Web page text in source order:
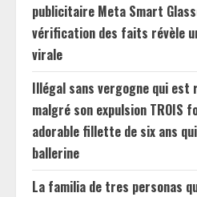
publicitaire Meta Smart
vérification des faits révèle
virale
Illégal sans vergogne qui est
malgré son expulsion TROIS
adorable fillette de six ans
ballerine
La familia de tres personas